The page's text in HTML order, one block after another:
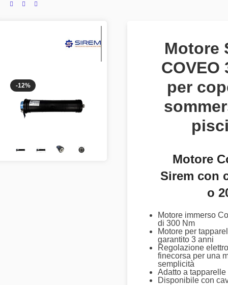
-12%
Motore
COVEO
per
Motore
Sirem con
o
Motore immerso
di 300 Nm
Motore per
garantito 3 anni
Regolazione
finecorsa per una
semplicità
Adatto a tapparelle
Disponibile con